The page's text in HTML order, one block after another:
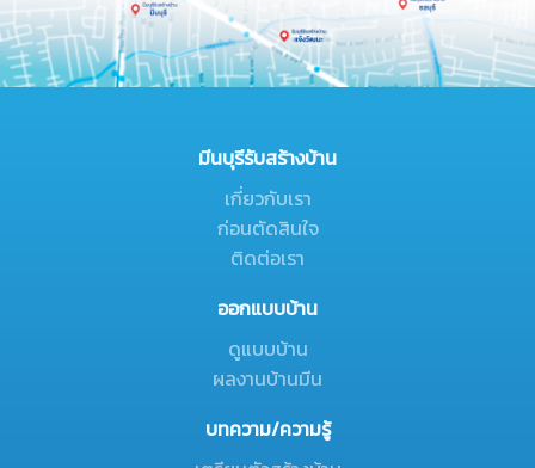
มีนบุรีรับสร้างบ้าน
เกี่ยวกับเรา
ก่อนตัดสินใจ
ติดต่อเรา
ออกแบบบ้าน
ดูแบบบ้าน
ผลงานบ้านมีน
บทความ/ความรู้